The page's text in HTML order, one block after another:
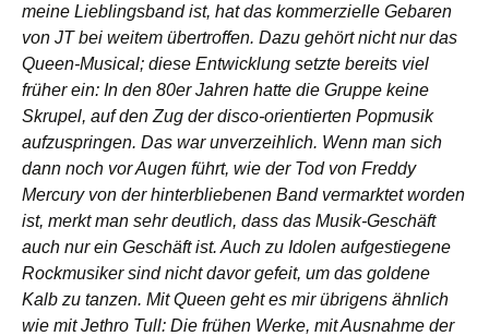
meine Lieblingsband ist, hat das kommerzielle Gebaren
von JT bei weitem übertroffen. Dazu gehört nicht nur das
Queen-Musical; diese Entwicklung setzte bereits viel
früher ein: In den 80er Jahren hatte die Gruppe keine
Skrupel, auf den Zug der disco-orientierten Popmusik
aufzuspringen. Das war unverzeihlich. Wenn man sich
dann noch vor Augen führt, wie der Tod von Freddy
Mercury von der hinterbliebenen Band vermarktet worden
ist, merkt man sehr deutlich, dass das Musik-Geschäft
auch nur ein Geschäft ist. Auch zu Idolen aufgestiegene
Rockmusiker sind nicht davor gefeit, um das goldene
Kalb zu tanzen. Mit Queen geht es mir übrigens ähnlich
wie mit Jethro Tull: Die frühen Werke, mit Ausnahme der